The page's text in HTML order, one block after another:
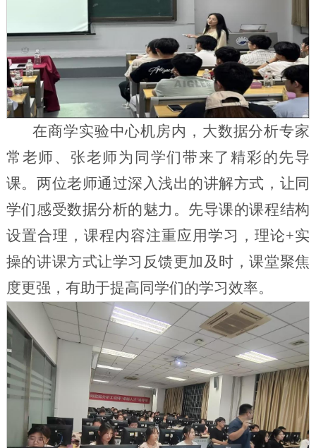
在商学实验中心机房内，大数据分析专家
常老师、张老师为同学们带来了精彩的先导
课。两位老师通过深入浅出的讲解方式，让同
学们感受数据分析的魅力。先导课的课程结构
设置合理，课程内容注重应用学习，理论+实
操的讲课方式让学习反馈更加及时，课堂聚焦
度更强，有助于提高同学们的学习效率。